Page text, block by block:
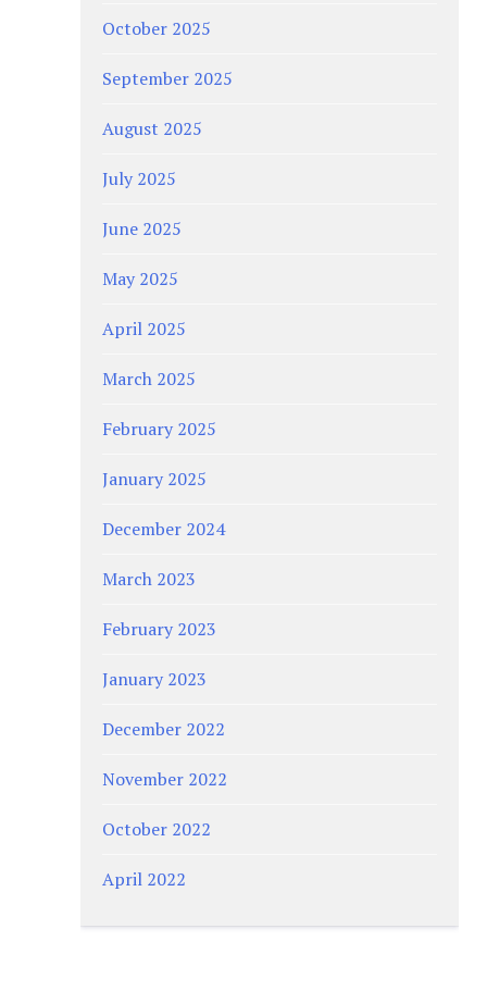
October 2025
September 2025
August 2025
July 2025
June 2025
May 2025
April 2025
March 2025
February 2025
January 2025
December 2024
March 2023
February 2023
January 2023
December 2022
November 2022
October 2022
April 2022